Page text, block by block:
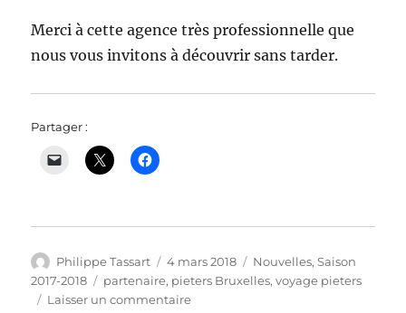
Merci à cette agence très professionnelle que
nous vous invitons à découvrir sans tarder.
Partager :
Auteur
Philippe Tassart
Publié
le
4 mars 2018 Catégories
Nouvelles,Saison
2017-2018
Étiquettes
partenaire, pieters Bruxelles,voyage pieters
Laisser un commentairesur